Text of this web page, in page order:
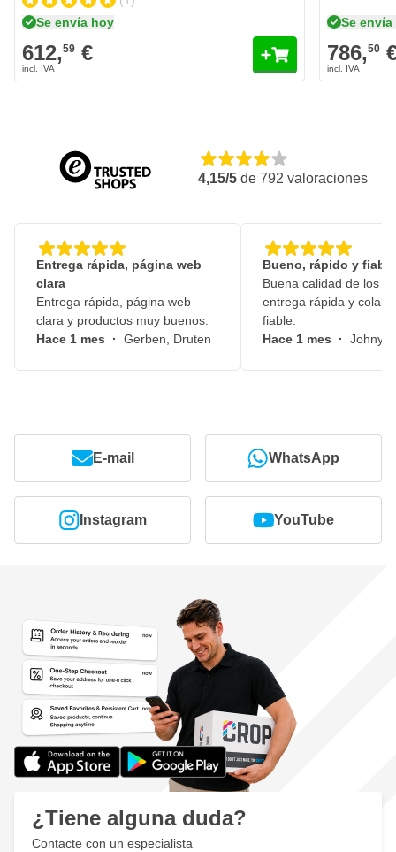
Se envía hoy
612,59 €
Se
786,50
4,15/5 de 792 valoraciones
Entrega rápida, página web
clara
Entrega rápida, página web
clara y productos muy buenos.
Hace 1 mes · Gerben, Druten
Bueno, rápido y fiable
Buena calidad de los
entrega rápida y
fiable.
Hace 1 mes · Johny,
E-mail WhatsApp
Instagram YouTube
¿Tiene alguna duda?
Contacte con un especialista